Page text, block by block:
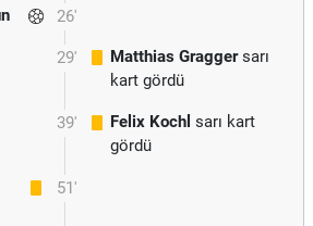
26'
29' Matthias Graggersarı
kart gördü
39' Felix Kochl sarı kart
gördü
51'